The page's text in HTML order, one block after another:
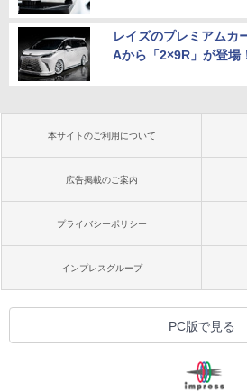
レイズのプレミアムカ
Aから「2×9R」が登場
本サイトのご利用について
広告掲載のご案内
プライバシーポリシー
インプレスグループ
PC版で見る